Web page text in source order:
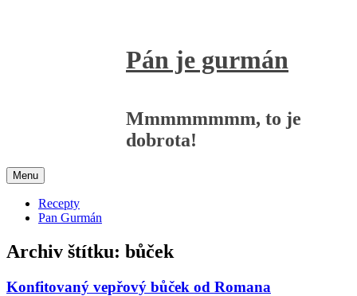
Pán je gurmán
Mmmmmmmm, to je
dobrota!
Menu
Recepty
Pan Gurmán
Archiv štítku: bůček
Konfitovaný vepřový bůček od Romana